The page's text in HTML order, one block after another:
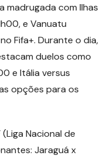
madrugada com Ilhas
e Vanuatu
Fifa+. Durante o dia,
duelos como
e Itália versus
opções para os
Nacional de
Jaraguá x